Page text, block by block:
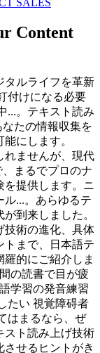
SALES
Content
タルライフを革新
付けになる必要
...。テキスト読み
なたの情報収集を
にします。
れませんが、現代
まるでプロのナ
を提供します。ニ
ル...。あらゆるテ
到来しました。
技術の進化、具体
トまで、日本語テ
的にご紹介しま
の読書で目が疲
学習の発音練習
たい 視覚障碍者
はまるなら、ぜ
スト読み上げ技術
せるヒントがき